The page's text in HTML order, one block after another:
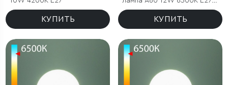
КУПИТЬ
тонированная
КУПИТЬ